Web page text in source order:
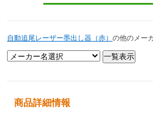
自動追尾レーザー墨出し器（赤） の他のメー
商品詳細情報